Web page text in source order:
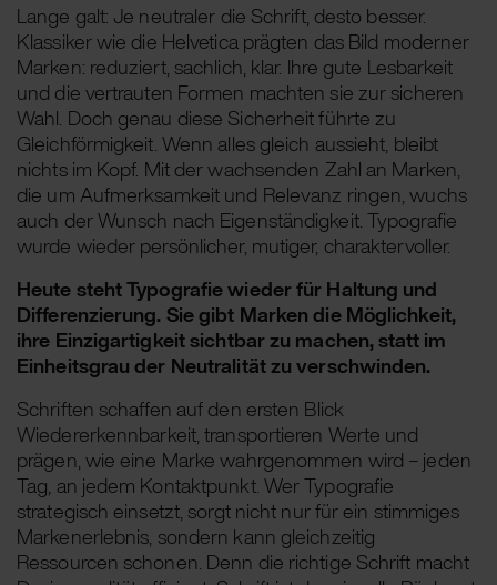
Lange galt: Je neutraler die Schrift, desto besser.
Klassiker wie die Helvetica prägten das Bild moderner
Marken: reduziert, sachlich, klar. Ihre gute Lesbarkeit
und die vertrauten Formen machten sie zur sicheren
Wahl. Doch genau diese Sicherheit führte zu
Gleichförmigkeit. Wenn alles gleich aussieht, bleibt
nichts im Kopf. Mit der wachsenden Zahl an Marken,
die um Aufmerksamkeit und Relevanz ringen, wuchs
auch der Wunsch nach Eigenständigkeit. Typografie
wurde wieder persönlicher, mutiger, charaktervoller.
Heute steht Typografie wieder für Haltung und
Differenzierung. Sie gibt Marken die Möglichkeit,
ihre Einzigartigkeit sichtbar zu machen, statt im
Einheitsgrau der Neutralität zu verschwinden.
Schriften schaffen auf den ersten Blick
Wiedererkennbarkeit, transportieren Werte und
prägen, wie eine Marke wahrgenommen wird – jeden
Tag, an jedem Kontaktpunkt. Wer Typografie
strategisch einsetzt, sorgt nicht nur für ein stimmiges
Markenerlebnis, sondern kann gleichzeitig
Ressourcen schonen. Denn die richtige Schrift macht